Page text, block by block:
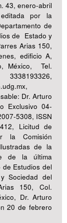
43, enero-abril
por la
de
de Estado y
Arias 150,
edificio A,
México, Tel.
Dr. Arturo
Exclusivo 04-
5308, ISSN
Licitud de
la Comisión
de la
de la última
Estudios del
Sociedad del
150, Col.
Dr. Arturo
20 de febrero